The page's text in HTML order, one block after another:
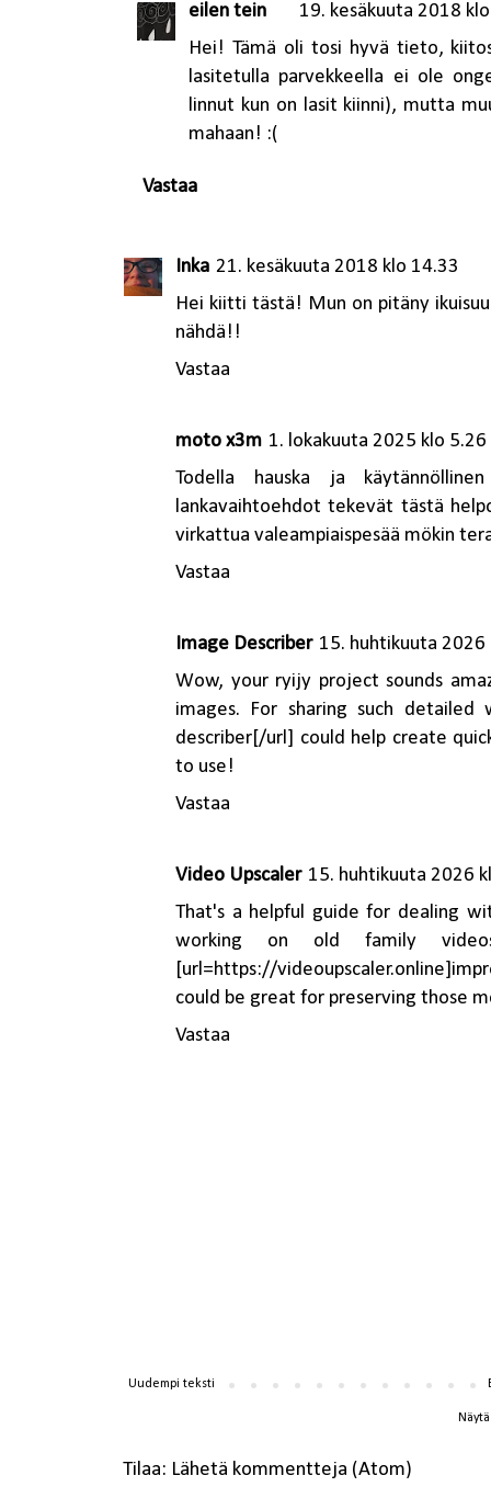
eilen tein
19. kesäkuuta 2018
Hei! Tämä oli tosi hyvä tieto,
lasitetulla parvekkeella ei ole
linnut kun on lasit kiinni), mutta
mahaan! :(
Vastaa
Inka 21. kesäkuuta 2018 klo 14.33
Hei kiitti tästä! Mun on pitäny
nähdä!!
Vastaa
moto x3m 1. lokakuuta 2025 klo 5.26
Todella hauska ja
lankavaihtoehdot tekevät tästä
virkattua valeampiaispesää mökin
Vastaa
Image Describer 15. huhtikuuta 2026
Wow, your ryijy project sounds
images. For sharing such detailed
describer[/url] could help create
to use!
Vastaa
Video Upscaler 15. huhtikuuta 2026
That's a helpful guide for dealing
working on old family
[url=https://
could be great for preserving those
Vastaa
Uudempi teksti
Tilaa: Lähetä kommentteja (Atom)